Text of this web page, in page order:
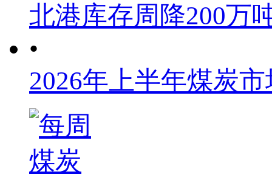
北港库存周降200万
•
2026年上半年煤炭